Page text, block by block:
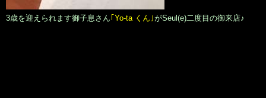
3歳を迎えられます御子息さん｢Yo-ta くん｣がSeul(e)二度目の御来店♪